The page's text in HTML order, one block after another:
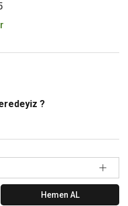
?
Hemen AL